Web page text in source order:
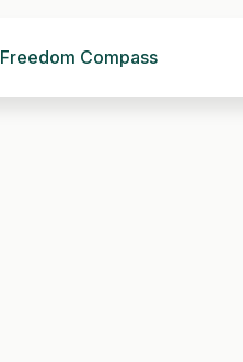
Freedom Compass